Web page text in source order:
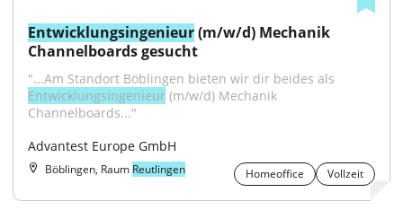
Entwicklungsingenieur (m/w/d) Mechanik
Channelboards gesucht
Entwicklungsingenieur (m/w/d) Mechanik
Channelboards..."
Advantest Europe GmbH
Böblingen, Raum Reutlingen Homeoffice Vollzeit